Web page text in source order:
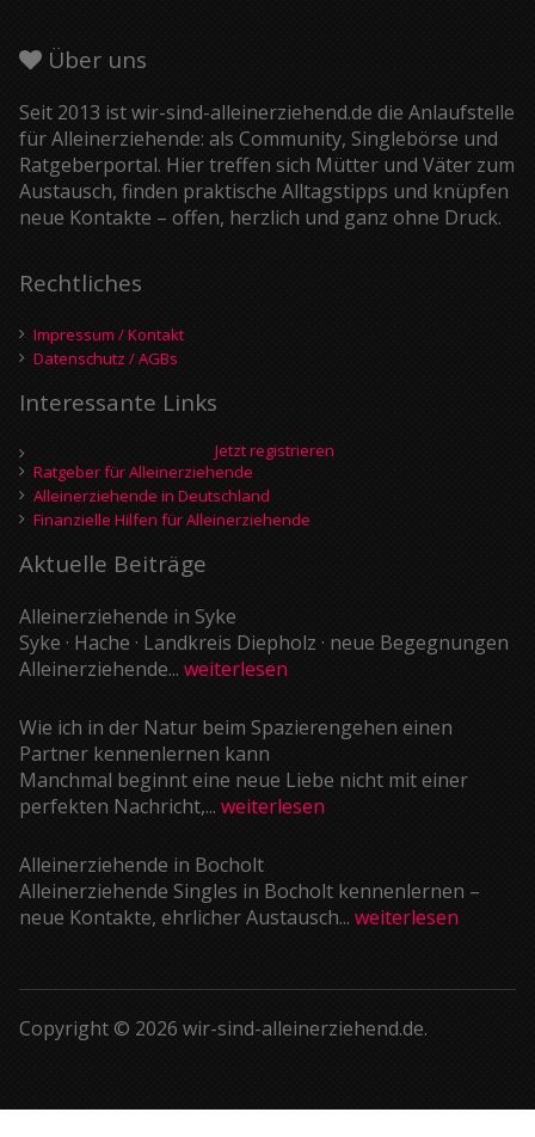
Über uns
Seit 2013 ist wir-sind-alleinerziehend.de die Anlaufstelle
für Alleinerziehende: als Community, Singlebörse und
Ratgeberportal. Hier treffen sich Mütter und Väter zum
Austausch, finden praktische Alltagstipps und knüpfen
neue Kontakte – offen, herzlich und ganz ohne Druck.
Rechtliches
Impressum / Kontakt
Datenschutz / AGBs
Interessante Links
Jetzt registrieren
Ratgeber für Alleinerziehende
Alleinerziehende in Deutschland
Finanzielle Hilfen für Alleinerziehende
Aktuelle Beiträge
Alleinerziehende in Syke
Syke · Hache · Landkreis Diepholz · neue Begegnungen
Alleinerziehende... weiterlesen
Wie ich in der Natur beim Spazierengehen einen
Partner kennenlernen kann
Manchmal beginnt eine neue Liebe nicht mit einer
perfekten Nachricht,... weiterlesen
Alleinerziehende in Bocholt
Alleinerziehende Singles in Bocholt kennenlernen –
neue Kontakte, ehrlicher Austausch... weiterlesen
Copyright © 2026 wir-sind-alleinerziehend.de.